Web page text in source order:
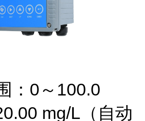
： 0 ～ 100.0
mg/L （自动